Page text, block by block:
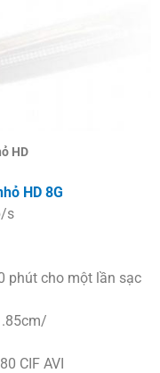
HD
HD 8G
s
phút cho một lần sạc
CIF AVI